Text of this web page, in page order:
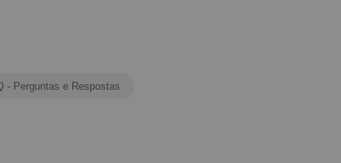
- Perguntas e Respostas